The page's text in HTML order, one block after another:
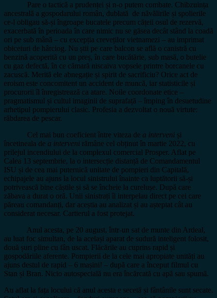
Pare o tactică a prudenței și n-o putem combate. Chibzuința
ancestrală a gospodarului român, dublată de năvălirile și spolierile
ce-l obligau să-și îngroape bucatele precum cățeii osul de rezervă,
exacerbată în perioada în care nimic nu se găsea decât stând la coadă
ori pe sub mână – cu excepția creveților vietnamezi – au imprimat
obiceiuri de hârciog. Nu știi pe care balcon se află o canistră cu
benzină acoperită cu un preș, în care bucătărie, sub masă, o butelie
cu gaz defectă, în ce cămară niscaiva vopsele printre borcanele cu
zacuscă. Merită ele abnegație și spirit de sacrificiu? Orice act de
eroism este concomitent un accident de muncă, iar statisticile și
procurorii îl înregistrează ca atare. Noile coordonate etice –
pragmatismul și cultul imaginii de suprafață – împing în desuetudine
arhetipul pompierului clasic. Profesia a dezvoltat o nouă virtute:
răbdarea de pescar.
Cel mai bun coeficient între viteza de a interveni și
încetineala de a interveni rămâne cel obținut în martie 2022, cu
prilejul incendiului de la complexul comercial Prosper. Aflat pe
Calea 13 septembrie, la o intersecție distanță de Comandamentul
ISU și de cea mai puternică unitate de pompieri din Capitală,
echipajele au ajuns la locul sinistrului înainte ca luptătorii să-și
potrivească bine căștile și să se încheie la curelușe. După care
zăbava a durat o oră. Unii sinistrați îi interpelau direct pe cei care
păreau comandanți, dar aceștia au analizat și au așteptat cât au
considerat necesar. Cartierul a fost protejat.
Anul acesta, pe 20 august, într-un sat de munte din Ardeal,
au luat foc simultan, de la același aparat de sudură inteligent folosit,
două șuri pline cu fân uscat. Flăcările au cuprins rapid și
gospodăriile aferente. Pompierii de la cele mai apropiate unități au
ajuns destul de rapid – 6 mașini! – după care a început filmul cu
Stan și Bran. Nicio autospecială nu era încărcată cu apă sau spumă.
Au aflat la fața locului că anul acesta e secetă și fântânile sunt secate.